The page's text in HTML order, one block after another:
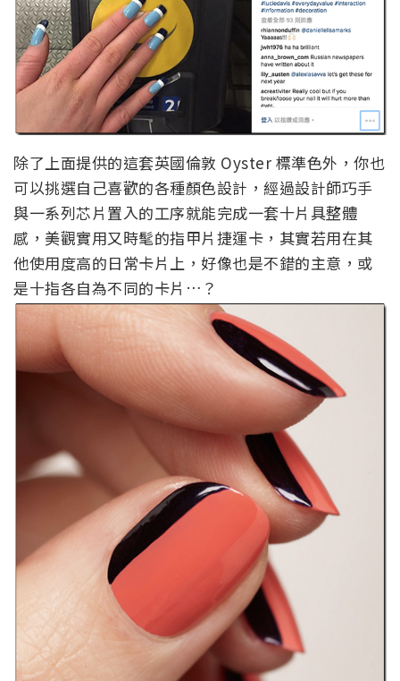
除了上面提供的這套英國倫敦 Oyster 標準色外，你也
可以挑選自己喜歡的各種顏色設計，經過設計師巧手
與一系列芯片置入的工序就能完成一套十片具整體
感，美觀實用又時髦的指甲片捷運卡，其實若用在其
他使用度高的日常卡片上，好像也是不錯的主意，或
是十指各自為不同的卡片…？